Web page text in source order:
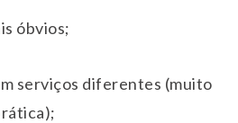
óbvios;
serviços diferentes (muito